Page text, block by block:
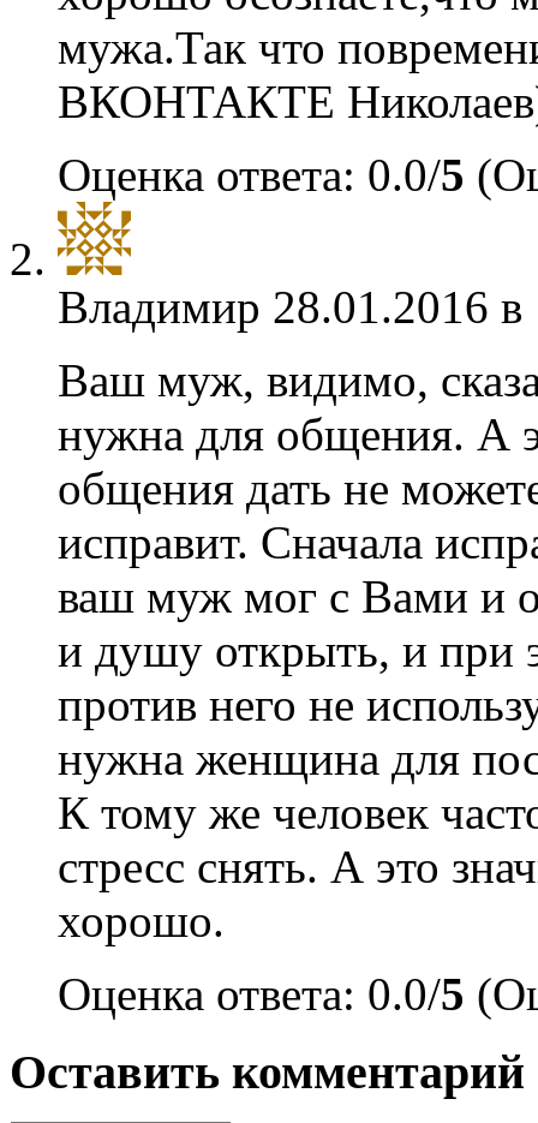
мужа.Так что
ВКОНТАКТЕ
Оценка ответа: 0.0/5
Владимир 28.01.2016
Ваш муж, видимо,
нужна для общения. А
общения дать не
исправит. Сначала
ваш муж мог с Вами и
и душу открыть, и при
против него не
нужна женщина для
К тому же человек
стресс снять. А это
хорошо.
Оценка ответа: 0.0/5
Оставить комментарий